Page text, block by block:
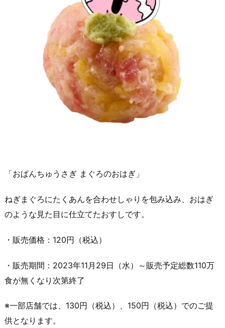
「おぱんちゅうさぎ まぐろのおはぎ」
ねぎまぐろにたくあんを合わせしゃりを包み込み、おはぎ
のような見た目に仕立てたおすしです。
・販売価格：120円（税込）
・販売期間：2023年11月29日（水）～販売予定総数110万
食が無くなり次第終了
※一部店舗では、130円（税込）、150円（税込）でのご提
供となります。